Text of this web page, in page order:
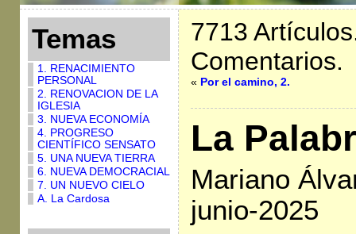
Temas
1. RENACIMIENTO
PERSONAL
2. RENOVACION DE LA
IGLESIA
3. NUEVA ECONOMÍA
4. PROGRESO
CIENTÍFICO SENSATO
5. UNA NUEVA TIERRA
6. NUEVA DEMOCRACIAL
7. UN NUEVO CIELO
A. La Cardosa
7713
Comentarios.
« Por el camino, 2.
La
Mariano
junio-2025